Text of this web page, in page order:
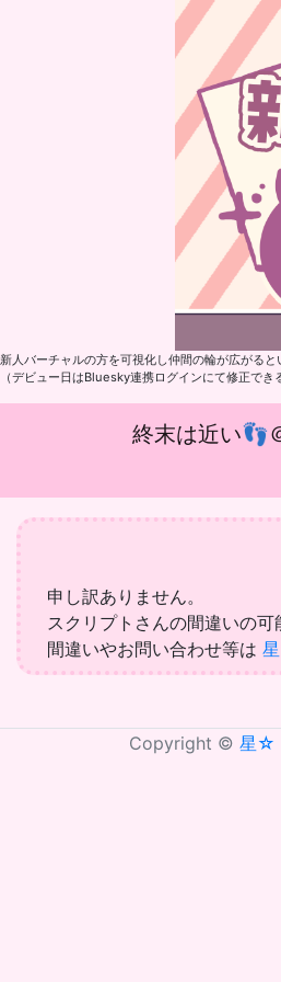
新人バーチャルの方を可視化し仲間の輪が広がる
（デビュー日はBluesky連携ログインにて修正でき
終末は近い👣
申し訳ありません。
スクリプトさんの間違いの可
間違いやお問い合わせ等は
Copyright © 星☆